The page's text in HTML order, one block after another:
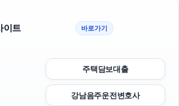
이트 바로가기
주택담보대출
강남음주운전변호사